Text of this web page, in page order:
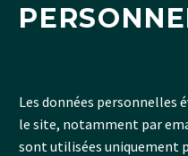
Les données personnelles
le site, notamment par
sont utilisées uniquement